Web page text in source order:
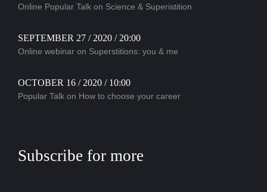
Online Popular Talk on Science & Superistition
SEPTEMBER 27 / 2020 / 20:00
Online webinar on Superstitions: you & me
OCTOBER 16 / 2020 / 10:00
Popular Talk on How to choose your career
Subscribe for more